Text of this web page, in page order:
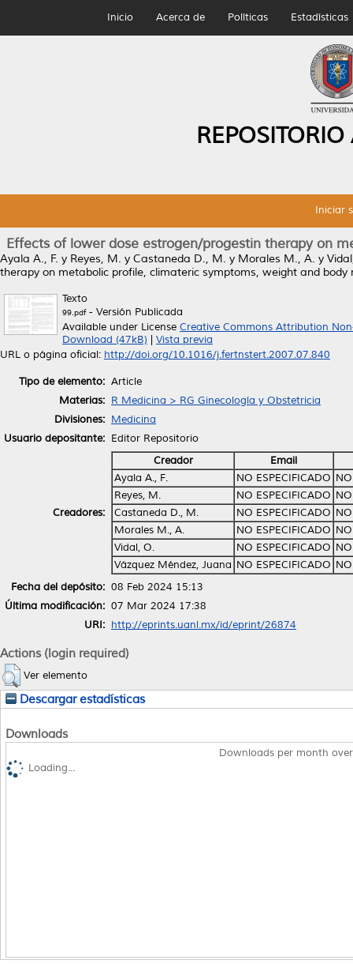
Inicio Acerca de Políticas Estadísticas
Iniciar
Effects of lower dose estrogen/progestin therapy on
Ayala A., F. y Reyes, M. y Castaneda D., M. y Morales M., A. y
therapy on metabolic profile, climateric symptoms, weight and body
Texto
99.pdf- Versión Publicada
Available under License Creative Commons Attribution
Download (47kB)
Vista previa
URL o página oficial: http://doi.org/10.1016/j.fertnstert.2007.07.840
Tipo de elemento: Article
Materias: R Medicina > RG Ginecología y Obstetricia
Divisiones: Medicina
Usuario depositante: Editor Repositorio
Creadores:
Creador
Email
Ayala A., F.
NO ESPECIFICADO
Reyes, M.
NO ESPECIFICADO
Castaneda D., M.
NO ESPECIFICADO
Morales M., A.
NO ESPECIFICADO
Vidal, O.
NO ESPECIFICADO
Vázquez Méndez, Juana NO ESPECIFICADO
Fecha del depósito: 08 Feb 2024 15:13
Última modificación: 07 Mar 2024 17:38
URI: http://eprints.uanl.mx/id/eprint/26874
Actions (login required)
Ver elemento
Descargar estadísticas
Downloads
Downloads per month
Loading...